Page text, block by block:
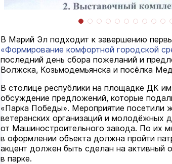
В Марий Эл подходит к завершению
«Формирование комфортной городской
последний день сбора пожеланий и
Волжска, Козьмодемьянска и посёлка
В столице республики на площадке ДК
обсуждение предложений, которые
«Парка Победы». Мероприятие посетили
ветеранских организаций и молодёжных
от Машиностроительного завода. По их
в оформлении объекта должна пройти
акцент должен быть сделан на активный
в парке.